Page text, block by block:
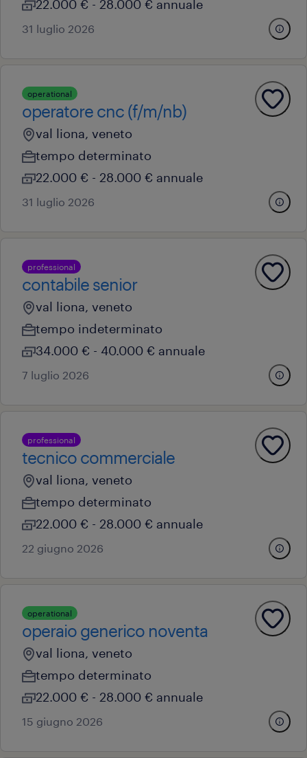
22.000 € - 28.000 € annuale
31 luglio 2026
operational
operatore cnc (f/m/nb)
val liona, veneto
tempo determinato
22.000 € - 28.000 € annuale
31 luglio 2026
professional
contabile senior
val liona, veneto
tempo indeterminato
34.000 € - 40.000 € annuale
7 luglio 2026
professional
tecnico commerciale
val liona, veneto
tempo determinato
22.000 € - 28.000 € annuale
22 giugno 2026
operational
operaio generico noventa
val liona, veneto
tempo determinato
22.000 € - 28.000 € annuale
15 giugno 2026